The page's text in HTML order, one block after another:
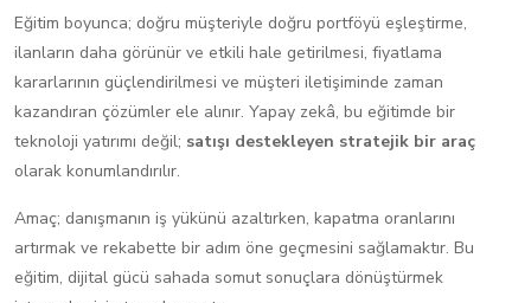
Eğitim boyunca; doğru müşteriyle doğru portföyü eşleştirme,
ilanların daha görünür ve etkili hale getirilmesi, fiyatlama
kararlarının güçlendirilmesi ve müşteri iletişiminde zaman
kazandıran çözümler ele alınır. Yapay zekâ, bu eğitimde bir
teknoloji yatırımı değil; satışı destekleyen stratejik bir araç
olarak konumlandırılır.
Amaç; danışmanın iş yükünü azaltırken, kapatma oranlarını
artırmak ve rekabette bir adım öne geçmesini sağlamaktır. Bu
eğitim, dijital gücü sahada somut sonuçlara dönüştürmek